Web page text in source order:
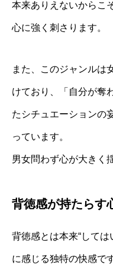
本来ありえないからこ
心に強く刺さります。
また、このジャンルは
けており、「自分が奪
たシチュエーションの
っています。
男女問わず心が大きく
背徳感が持たらす
背徳感とは本来“しては
に感じる独特の快感で